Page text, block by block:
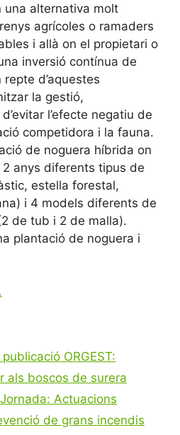
alternativa molt
agrícoles o ramaders
i allà on el propietari o
inversió contínua de
d’aquestes
la gestió,
l’efecte negatiu de
competidora i la fauna.
de noguera híbrida on
2 anys diferents tipus de
estella forestal,
i 4 models diferents de
de tub i 2 de malla).
plantació de noguera i
ORGEST:
als boscos de surera
Actuacions
de grans incendis